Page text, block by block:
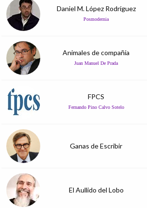
Daniel M. López Rodríguez
Posmodernia
Animales de compañía
Juan Manuel De Prada
FPCS
Fernando Pino Calvo Sotelo
Ganas de Escribir
El Aullido del Lobo